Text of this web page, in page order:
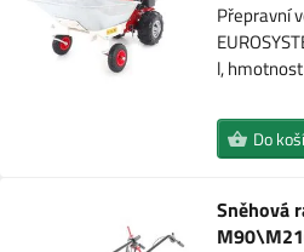
Přepravní
l,
Do
Sněhová